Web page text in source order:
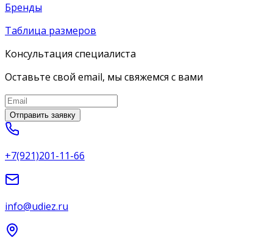
Бренды
Таблица размеров
Консультация специалиста
Оставьте свой email, мы свяжемся с вами
Отправить заявку
+7(921)201-11-66
info@udiez.ru